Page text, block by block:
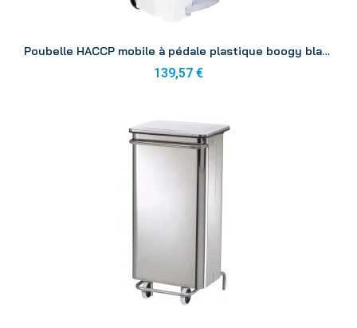
Poubelle HACCP mobile à pédale plastique boogy blanc-rouge 90L
139,57 €